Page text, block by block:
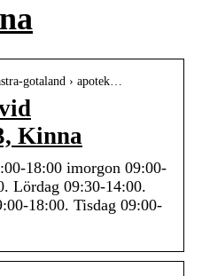
gotaland › apotek…
Kinna
18:00 imorgon 09:00-
Lördag 09:30-14:00.
18:00. Tisdag 09:00-